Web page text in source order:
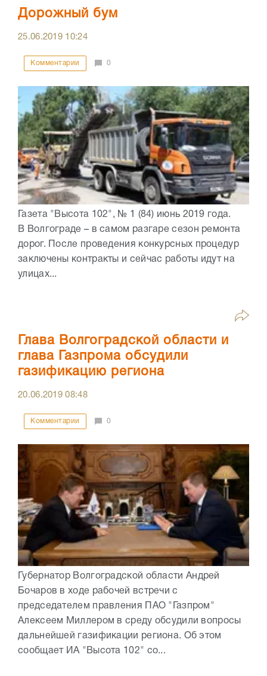
Дорожный бум
25.06.2019 10:24
Комментарии 0
Газета "Высота 102", № 1 (84) июнь 2019 года.
В Волгограде – в самом разгаре сезон ремонта
дорог. После проведения конкурсных процедур
заключены контракты и сейчас работы идут на
улицах...
Глава Волгоградской области и
глава Газпрома обсудили
газификацию региона
20.06.201908:48
Комментарии 0
Губернатор Волгоградской области Андрей
Бочаров в ходе рабочей встречи с
председателем правления ПАО "Газпром"
Алексеем Миллером в среду обсудили вопросы
дальнейшей газификации региона. Об этом
сообщает ИА "Высота 102" со...